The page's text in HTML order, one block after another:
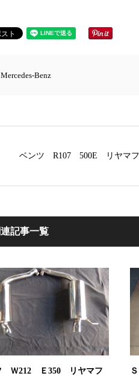
Mercedes-Benz
ベンツ R107 500E リヤマフ
記事一覧
Ｗ212 Ｅ350 リヤマフ